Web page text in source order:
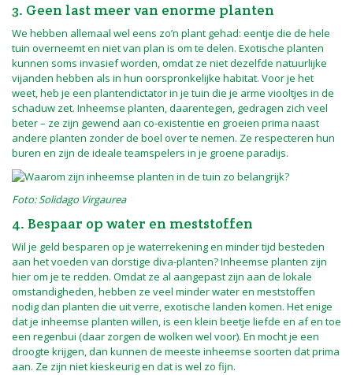
3. Geen last meer van enorme planten
We hebben allemaal wel eens zo’n plant gehad: eentje die de hele
tuin overneemt en niet van plan is om te delen. Exotische planten
kunnen soms invasief worden, omdat ze niet dezelfde natuurlijke
vijanden hebben als in hun oorspronkelijke habitat. Voor je het
weet, heb je een plantendictator in je tuin die je arme viooltjes in de
schaduw zet. Inheemse planten, daarentegen, gedragen zich veel
beter – ze zijn gewend aan co-existentie en groeien prima naast
andere planten zonder de boel over te nemen. Ze respecteren hun
buren en zijn de ideale teamspelers in je groene paradijs.
Foto:Solidago Virgaurea
4. Bespaar op water en meststoffen
Wil je geld besparen op je waterrekening en minder tijd besteden
aan het voeden van dorstige diva-planten? Inheemse planten zijn
hier om je te redden. Omdat ze al aangepast zijn aan de lokale
omstandigheden, hebben ze veel minder water en meststoffen
nodig dan planten die uit verre, exotische landen komen. Het enige
dat je inheemse planten willen, is een klein beetje liefde en af en toe
een regenbui (daar zorgen de wolken wel voor). En mocht je een
droogte krijgen, dan kunnen de meeste inheemse soorten dat prima
aan. Ze zijn niet kieskeurig en dat is wel zo fijn.